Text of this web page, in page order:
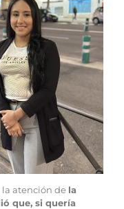
atención de la
que, si quería